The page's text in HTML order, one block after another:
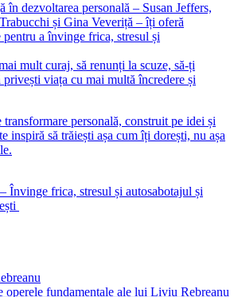
în dezvoltarea personală – Susan Jeffers,
și Gina Veveriță – îți oferă
pentru a învinge frica, stresul și
mult curaj, să renunți la scuze, să-ți
viața cu mai multă încredere și
personală, construit pe idei și
inspiră să trăiești așa cum îți dorești, nu așa
Învinge frica, stresul și autosabotajul și
operele fundamentale ale lui Liviu Rebreanu